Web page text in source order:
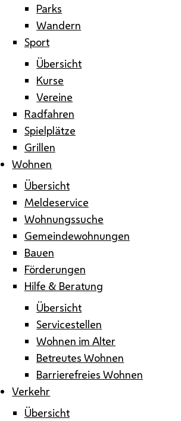
Parks
Wandern
Sport
Übersicht
Kurse
Vereine
Radfahren
Spielplätze
Grillen
Wohnen
Übersicht
Meldeservice
Wohnungssuche
Gemeindewohnungen
Bauen
Förderungen
Hilfe & Beratung
Übersicht
Servicestellen
Wohnen im Alter
Betreutes Wohnen
Barrierefreies Wohnen
Verkehr
Übersicht